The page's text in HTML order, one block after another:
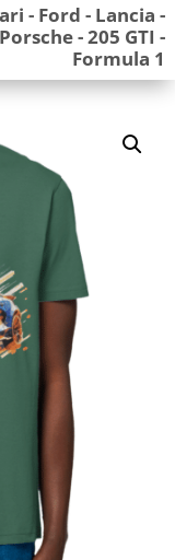
- Ford - Lancia -
Porsche-205 GTI -
Formula 1